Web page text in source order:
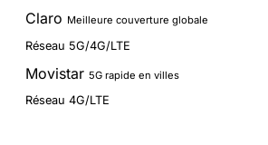
Claro Meilleure couverture globale
Réseau 5G/4G/LTE
Movistar 5G rapide en villes
Réseau 4G/LTE